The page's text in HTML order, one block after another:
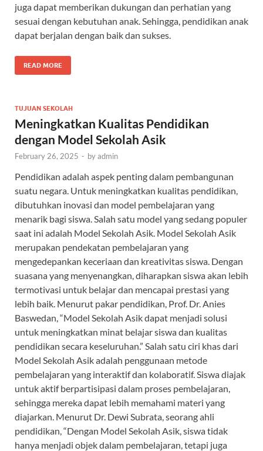
juga dapat memberikan dukungan dan perhatian yang
sesuai dengan kebutuhan anak. Sehingga, pendidikan anak
dapat berjalan dengan baik dan sukses.
READ MORE
TUJUAN SEKOLAH
Meningkatkan Kualitas Pendidikan
dengan Model Sekolah Asik
February 26, 2025 - byadmin
Pendidikan adalah aspek penting dalam pembangunan
suatu negara. Untuk meningkatkan kualitas pendidikan,
dibutuhkan inovasi dan model pembelajaran yang
menarik bagi siswa. Salah satu model yang sedang populer
saat ini adalah Model Sekolah Asik. Model Sekolah Asik
merupakan pendekatan pembelajaran yang
mengedepankan keceriaan dan kreativitas siswa. Dengan
suasana yang menyenangkan, diharapkan siswa akan lebih
termotivasi untuk belajar dan mencapai prestasi yang
lebih baik. Menurut pakar pendidikan, Prof. Dr. Anies
Baswedan, “Model Sekolah Asik dapat menjadi solusi
untuk meningkatkan minat belajar siswa dan kualitas
pendidikan secara keseluruhan.” Salah satu ciri khas dari
Model Sekolah Asik adalah penggunaan metode
pembelajaran yang interaktif dan kolaboratif. Siswa diajak
untuk aktif berpartisipasi dalam proses pembelajaran,
sehingga mereka dapat lebih memahami materi yang
diajarkan. Menurut Dr. Dewi Subrata, seorang ahli
pendidikan, “Dengan Model Sekolah Asik, siswa tidak
hanya menjadi objek dalam pembelajaran, tetapi juga